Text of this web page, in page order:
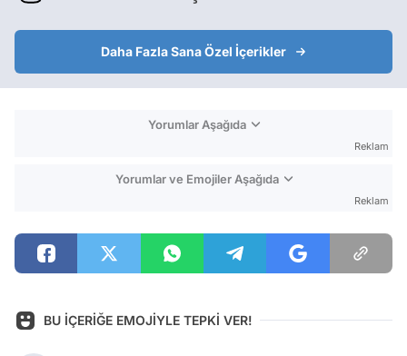
Daha Fazla Sana Özel İçerikler
Yorumlar Aşağıda
Reklam
Yorumlar ve Emojiler Aşağıda
Reklam
BU İÇERİĞE EMOJİYLE TEPKİ VER!